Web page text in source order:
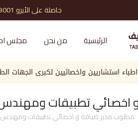
حاصلة على الأيزو 9001 ( الشريك الذي تثق به )
الرئيسية من نحن مجلس
واخصائيين لكبرى الجهات الطبية
تطبيقات ومهندس
مطلوب مدير ضيافة و اخصائي تطبيقات ومهندس